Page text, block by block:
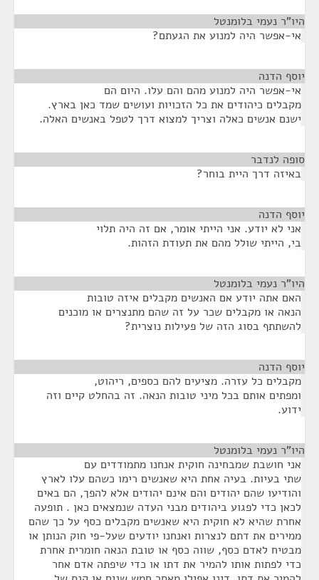
היו”ר נעמי בלומנטל
אי-אפשר היה למנוע את הגעתם?
יוסף הדנה
אי-אפשר היה למנוע מהם והם עלו. היום הם
מקבלים כיהודים את כל הזכויות ועושים שמד כאן בארץ.
ישנם אנשים כאלה וצריך למצוא דרך לטפל באנשים האלה.
סופה לנדבר
באיזה דרך היית בוחר?
יוסף הדנה
אני לא יודע. אני הייתי אומר, אם זה היה תלוי
בי, הייתי שולל מהם את תעודת הזהות.
היו”ר נעמי בלומנטל
האם אתה יודע אם האנשים מקבלים איזה טובות
הנאה או מקבלים שכר על זה שהם מתנצרים או מוכנים
להשתתף בסוג הזה של פעילות נוצרית?
יוסף הדנה
מקבלים כל עזרה. מציעים להם כספים, ריהוט,
ומפתים אותם בכל מיני טובות הנאה. זה בהחלט קיים וזה
ידוע.
היו”ר נעמי בלומנטל
אני חושבת שמבחינה חוקית אנחנו מתמודדים עם
שתי בעיות. בעיה אחת היא שאנשים רימו כשהם עלו לארץ
והודיעו שהם יהודים והם אינם יהודים אלא להפך, הם באים
לכאן כדי לפגוע ביהודים מבני העדה שנמצאים כאן . תופעה
אחרת שהיא לא חוקית היא שאנשים מקבלים כסף על כך שהם
ממירים את דתם לנצרות ואנחנו יודעים שעל-פי חוק הנותן או
מבטיח לאדם כסף, שווה כסף או טובת הנאה חומרית אחרת
כדי לפתות אותו להמיר את דתו או כדי שיפתה אדם אחר